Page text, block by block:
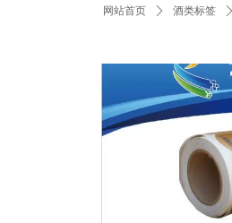
网站首页 ꄲ 酒类标签 ꄲ